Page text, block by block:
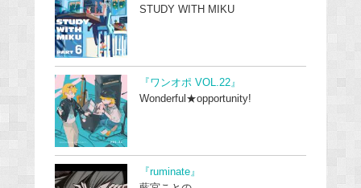
STUDY WITH MIKU
『ワンオポ VOL.22』
Wonderful★opportunity!
『ruminate』